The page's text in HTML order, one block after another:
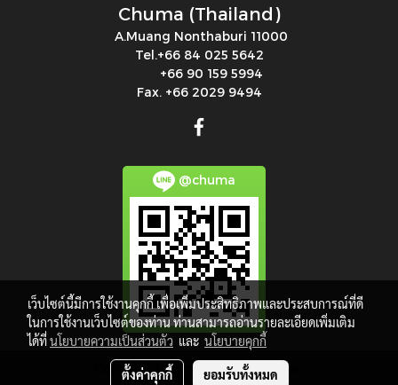
Chuma (Thailand)
A.Muang Nonthaburi 11000
Tel.+66 84 025 5642
+66 90 159 5994
Fax. +66 2029 9494
@chuma
Copy right by makewebeasy.com
เว็บไซต์นี้มีการใช้งานคุกกี้ เพื่อเพิ่มประสิทธิภาพและประสบการณ์ที่ดี
ในการใช้งานเว็บไซต์ของท่าน ท่านสามารถอ่านรายละเอียดเพิ่มเติม
ได้ที่นโยบายความเป็นส่วนตัว และ นโยบายคุกกี้
ตั้งค่าคุกกี้ ยอมรับทั้งหมด